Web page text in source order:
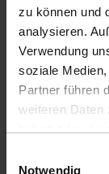
zu können und
analysieren.
Verwendung
soziale
Partner führen
weiteren Daten
Einstellungen
Notwendig